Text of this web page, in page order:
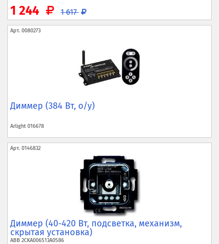
1 244 1 617
Арт. 0080273
Диммер (384 Вт, о/у)
Arlight 016678
Арт. 0146832
Диммер (40-420 Вт, подсветка, механизм,
скрытая установка)
ABB 2CKA006513A0586